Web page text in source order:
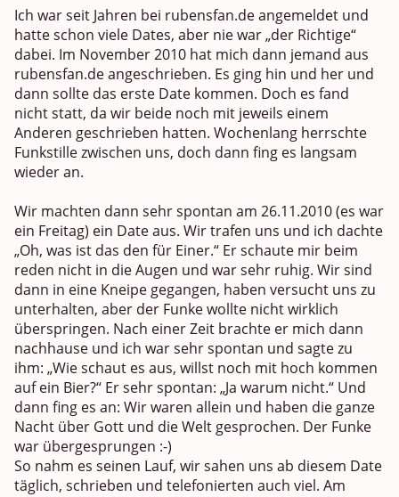
Ich war seit Jahren bei rubensfan.de angemeldet und
hatte schon viele Dates, aber nie war „der Richtige“
dabei. Im November 2010 hat mich dann jemand aus
rubensfan.de angeschrieben. Es ging hin und her und
dann sollte das erste Date kommen. Doch es fand
nicht statt, da wir beide noch mit jeweils einem
Anderen geschrieben hatten. Wochenlang herrschte
Funkstille zwischen uns, doch dann fing es langsam
wieder an.
Wir machten dann sehr spontan am 26.11.2010 (es war
ein Freitag) ein Date aus. Wir trafen uns und ich dachte
„Oh, was ist das den für Einer.“ Er schaute mir beim
reden nicht in die Augen und war sehr ruhig. Wir sind
dann in eine Kneipe gegangen, haben versucht uns zu
unterhalten, aber der Funke wollte nicht wirklich
überspringen. Nach einer Zeit brachte er mich dann
nachhause und ich war sehr spontan und sagte zu
ihm: „Wie schaut es aus, willst noch mit hoch kommen
auf ein Bier?“ Er sehr spontan: „Ja warum nicht.“ Und
dann fing es an: Wir waren allein und haben die ganze
Nacht über Gott und die Welt gesprochen. Der Funke
war übergesprungen :-)
So nahm es seinen Lauf, wir sahen uns ab diesem Date
täglich, schrieben und telefonierten auch viel. Am